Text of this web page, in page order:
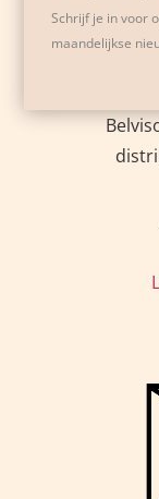
Schrijf je in voor
maandelijkse